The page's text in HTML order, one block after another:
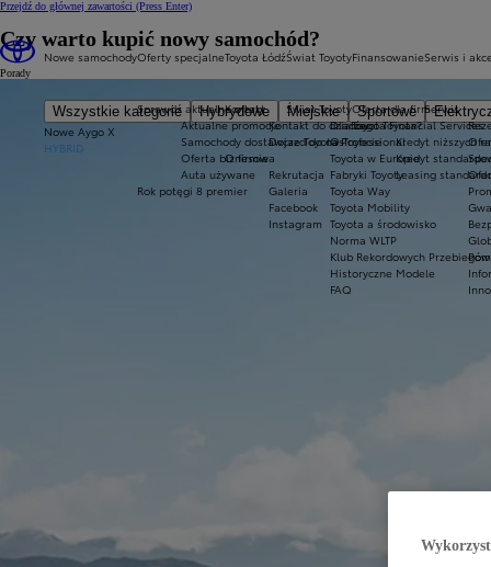
Przejdź do głównej zawartości (Press Enter)
Nowe samochody
Wszystkie kategorie Hybrydowe Miejskie Sportowe
Nowe Aygo X
HYBRID
Oferty specjalne
Sprawdź aktualne oferty
Aktualne promocje
Samochody dostawcze Toyota Professional
Oferta biznesowa
Auta używane
Rok potęgi 8 premier
Toyota Łódź
Kontakt
Kontakt do działów
Dojazd do nas
O firmie
Rekrutacja
Galeria
Facebook
Instagram
Świat Toyoty
Świat Toyoty
Dlaczego Toyota?
O Toyocie
Toyota w Europie
Fabryki Toyoty
Toyota Way
Toyota Mobility
Toyota a środowisko
Norma WLTP
Klub Rekordowych
Historyczne Modele
FAQ
Finansowanie
Oferta dla firm
Toyota Financial Services
Kredyt niższych
Kredyt
Leasing
Serwis i
Serwis
Czy warto kupić nowy samochód?
Porady